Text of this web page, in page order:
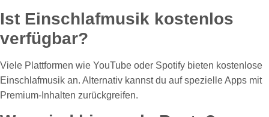
Ist Einschlafmusik kostenlos
verfügbar?
Viele Plattformen wie YouTube oder Spotify bieten kostenlose
Einschlafmusik an. Alternativ kannst du auf spezielle Apps mit
Premium-Inhalten zurückgreifen.